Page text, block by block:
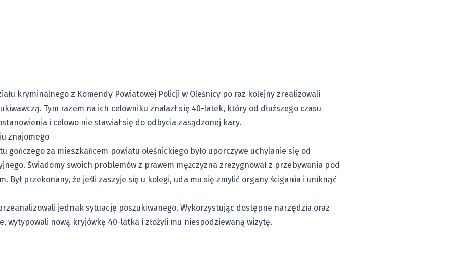
kryminalnego z Komendy Powiatowej Policji w Oleśnicy po raz kolejny zrealizowali
Tym razem na ich celowniku znalazł się 40-latek, który od dłuższego czasu
i celowo nie stawiał się do odbycia zasądzonej kary.
znajomego
gończego za mieszkańcem powiatu oleśnickiego było uporczywe uchylanie się od
Świadomy swoich problemów z prawem mężczyzna zrezygnował z przebywania pod
Był przekonany, że jeśli zaszyje się u kolegi, uda mu się zmylić organy ścigania i uniknąć
jednak sytuację poszukiwanego. Wykorzystując dostępne narzędzia oraz
wytypowali nową kryjówkę 40-latka i złożyli mu niespodziewaną wizytę.